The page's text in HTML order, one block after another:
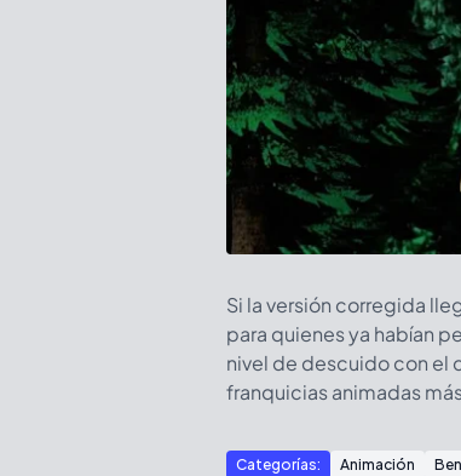
Si la versión corregida
para quienes ya habían
nivel de descuido con el
franquicias animadas
Categorías: Animación